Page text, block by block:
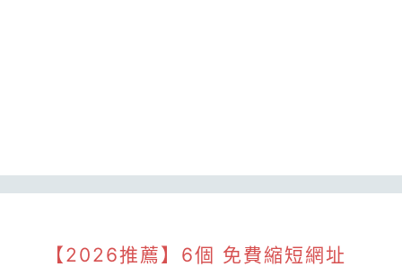
【2026推薦】6個 免費縮短網址